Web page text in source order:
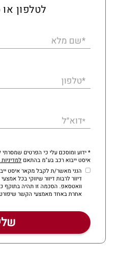
לטלפון או WhatsApp
*שם מלא
*טלפון
*דוא״ל
* ידוע ומוסכם עלי כי הפרטים
איסט ייבוא רכב בע"מ בהתאם
הנני מאשר/ת לקבל מקאר איסט
דיוור לרבות דיוור שיווקי בכל
וואטסאפ. הסכמה זו תהיה בתוקף
אחרת באחד מאמצעי הקשר שיפורטו